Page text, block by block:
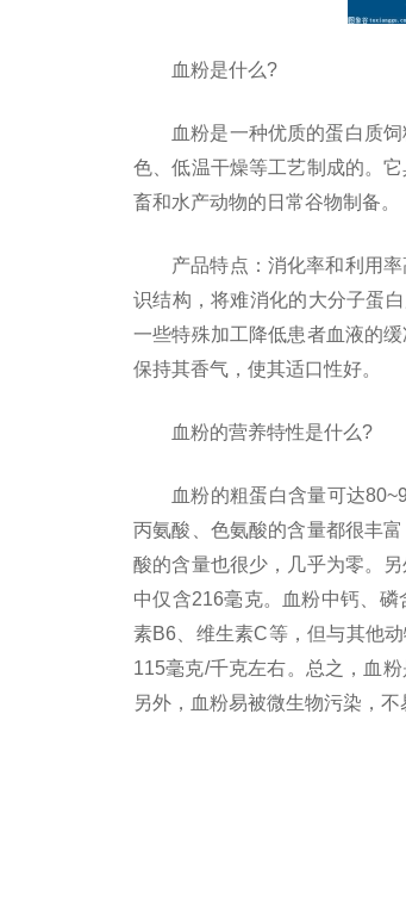
血粉是什么?
血粉是一种优质的蛋白质
色、低温干燥等工艺制成的。
畜和水产动物的日常谷物制备。
产品特点：消化率和利用
识结构，将难消化的大分子蛋
一些特殊加工降低患者血液的
保持其香气，使其适口性好。
血粉的营养特性是什么?
血粉的粗蛋白含量可达
丙氨酸、色氨酸的含量都很丰
酸的含量也很少，几乎为零。
中仅含216毫克。血粉中钙、
素B6、维生素C等，但与其他
115毫克/千克左右。总之，血
另外，血粉易被微生物污染，